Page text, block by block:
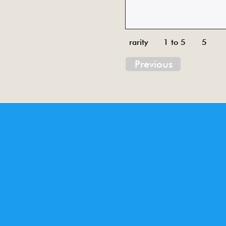
rarity 1 to 5 5
Previous
Tin toys of China , China tin toys, tin toy, tin
Inventory ofchina tin toys . Tin toys 60’s, tin
Animal tin toy, aircraft tin toy, railway tin toy,
tin toy,sedan tin toy, gun tin toy, doll tin toy,
Jouets en étain de Chine, jouets en étain
de Chine . Jouets en tôle des années 60,
up, camionnette, camion, jeep,
32,me671,mf153,me789,mf030,mf
12,mf821,mf273,mf281,mf